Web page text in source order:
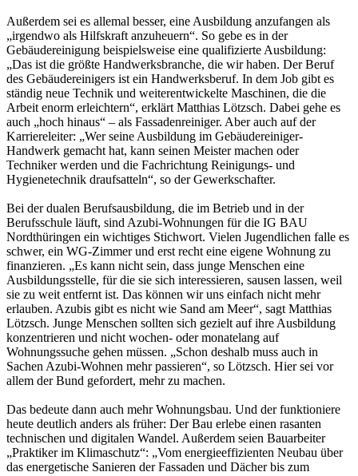
Außerdem sei es allemal besser, eine Ausbildung anzufangen als
„irgendwo als Hilfskraft anzuheuern“. So gebe es in der
Gebäudereinigung beispielsweise eine qualifizierte Ausbildung:
„Das ist die größte Handwerksbranche, die wir haben. Der Beruf
des Gebäudereinigers ist ein Handwerksberuf. In dem Job gibt es
ständig neue Technik und weiterentwickelte Maschinen, die die
Arbeit enorm erleichtern“, erklärt Matthias Lötzsch. Dabei gehe es
auch „hoch hinaus“ – als Fassadenreiniger. Aber auch auf der
Karriereleiter: „Wer seine Ausbildung im Gebäudereiniger-
Handwerk gemacht hat, kann seinen Meister machen oder
Techniker werden und die Fachrichtung Reinigungs- und
Hygienetechnik draufsatteln“, so der Gewerkschafter.
Bei der dualen Berufsausbildung, die im Betrieb und in der
Berufsschule läuft, sind Azubi-Wohnungen für die IG BAU
Nordthüringen ein wichtiges Stichwort. Vielen Jugendlichen falle es
schwer, ein WG-Zimmer und erst recht eine eigene Wohnung zu
finanzieren. „Es kann nicht sein, dass junge Menschen eine
Ausbildungsstelle, für die sie sich interessieren, sausen lassen, weil
sie zu weit entfernt ist. Das können wir uns einfach nicht mehr
erlauben. Azubis gibt es nicht wie Sand am Meer“, sagt Matthias
Lötzsch. Junge Menschen sollten sich gezielt auf ihre Ausbildung
konzentrieren und nicht wochen- oder monatelang auf
Wohnungssuche gehen müssen. „Schon deshalb muss auch in
Sachen Azubi-Wohnen mehr passieren“, so Lötzsch. Hier sei vor
allem der Bund gefordert, mehr zu machen.
Das bedeute dann auch mehr Wohnungsbau. Und der funktioniere
heute deutlich anders als früher: Der Bau erlebe einen rasanten
technischen und digitalen Wandel. Außerdem seien Bauarbeiter
„Praktiker im Klimaschutz“: „Vom energieeffizienten Neubau über
das energetische Sanieren der Fassaden und Dächer bis zum